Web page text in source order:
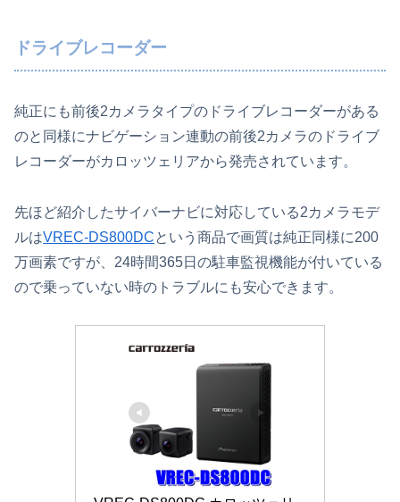
ドライブレコーダー
純正にも前後2カメラタイプのドライブレコーダーがある
のと同様にナビゲーション連動の前後2カメラのドライブ
レコーダーがカロッツェリアから発売されています。
先ほど紹介したサイバーナビに対応している2カメラモデ
ルはVREC-DS800DCという商品で画質は純正同様に200
万画素ですが、24時間365日の駐車監視機能が付いている
ので乗っていない時のトラブルにも安心できます。